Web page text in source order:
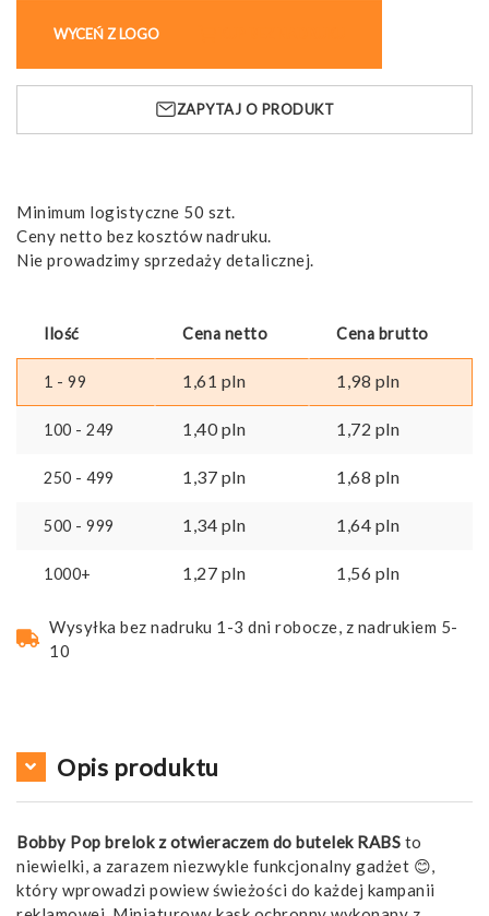
RABS,
ABS
z
WYCEŃ Z LOGO
ZAPYTAJ O PRODUKT
Minimum logistyczne 50 szt.
Ceny netto bez kosztów nadruku.
Nie prowadzimy sprzedaży detalicznej.
Ilość Cena netto Cena brutto
1 - 99 1,61 pln 1,98 pln
100 - 249 1,40pln 1,72 pln
250 - 499 1,37 pln 1,68 pln
500 - 999 1,34 pln 1,64 pln
1000+ 1,27 pln 1,56 pln
Wysyłka bez nadruku 1-3 dni robocze, z nadrukiem 5-
10
Opis produktu
Bobby Pop brelok z otwieraczem do butelek RABS to
niewielki, a zarazem niezwykle funkcjonalny gadżet 😊,
który wprowadzi powiew świeżości do każdej kampanii